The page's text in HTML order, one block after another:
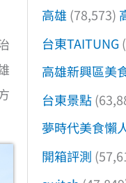
高雄 (78,573)
台東TAITUNG
高雄新興區美
台東景點
夢時代美食懶
開箱評測